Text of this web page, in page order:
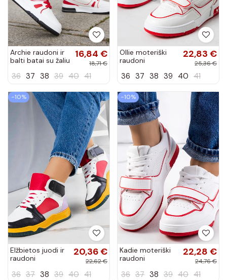
Archie raudoni ir
balti batai su žaliu
16,84 €
18,71 €
36 37 38 39 40 41
Ollie moteriški
raudoni
22,83 €
25,36 €
36 37 38 39 40 41
−10%
Elžbietos juodi ir
raudoni
sportbačiai
20,36 €
22,62 €
36 37 38 39 40 41
−10%
Kadie moteriški
raudoni
22,28 €
24,76 €
36 37 38 39 40 41